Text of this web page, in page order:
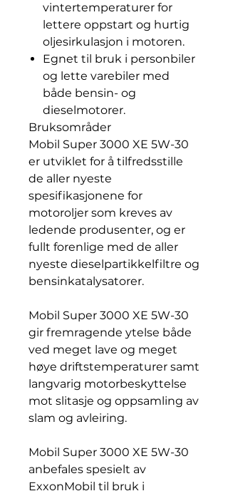
vintertemperaturer for
lettere oppstart og hurtig
oljesirkulasjon i motoren.
Egnet til bruk i personbiler
og lette varebiler med
både bensin- og
dieselmotorer.
Bruksområder
Mobil Super 3000 XE 5W-30
er utviklet for å tilfredsstille
de aller nyeste
spesifikasjonene for
motoroljer som kreves av
ledende produsenter, og er
fullt forenlige med de aller
nyeste dieselpartikkelfiltre og
bensinkatalysatorer.
Mobil Super 3000 XE 5W-30
gir fremragende ytelse både
ved meget lave og meget
høye driftstemperaturer samt
langvarig motorbeskyttelse
mot slitasje og oppsamling av
slam og avleiring.
Mobil Super 3000 XE 5W-30
anbefales spesielt av
ExxonMobil til bruk i